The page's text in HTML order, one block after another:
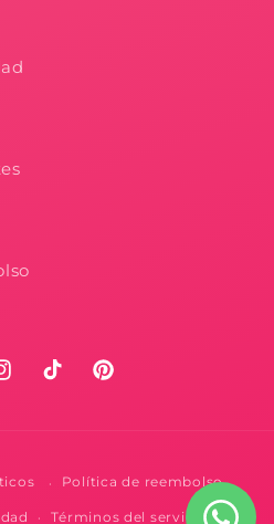
TikTokPinterest
de
Política de reembolso
Términos del servicio